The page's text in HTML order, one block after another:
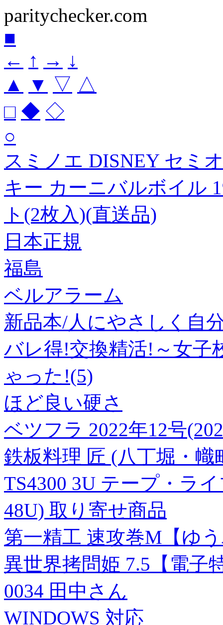
paritychecker.com
■
← ↑ → ↓
▲
▼ ▽ △
□ ◆ ◇
○
スミノエ DISNEY セミ
キー カーニバルボイル
ト(2枚入)(直送品)
日本正規
福島
ベルアラーム
新品本/人にやさしく自
バレ得!交換精活!～女子
ゃった!(5)
ほど良い硬さ
ベツフラ 2022年12号
鉄板料理 匠 (八丁堀・幟
TS4300 3U テープ・ラ
48U) 取り寄せ商品
第一精工 速攻巻M【ゆ
異世界拷問姫 7.5【電子
0034 田中さん
WINDOWS 対応